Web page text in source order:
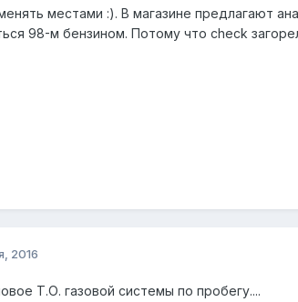
местами :). В магазине предлагают
98-м бензином. Потому что check
2016
Т.О. газовой системы по пробегу....